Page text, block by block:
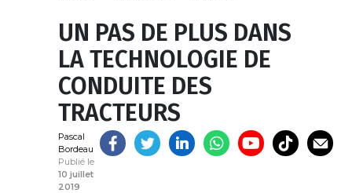
UN PAS DE PLUS DANS
LA TECHNOLOGIE DE
CONDUITE DES
TRACTEURS
Pascal
Bordeau
Publié le
10 juillet
2019